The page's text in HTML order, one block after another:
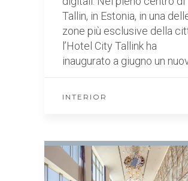
Tallin, in Estonia, in una
zone più esclusive della
l’Hotel City Tallink ha
inaugurato a giugno un
INTERIOR